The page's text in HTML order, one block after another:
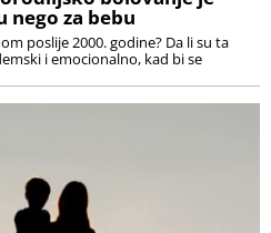
nego za bebu
poslije 2000. godine? Da li su ta
i emocionalno, kad bi se